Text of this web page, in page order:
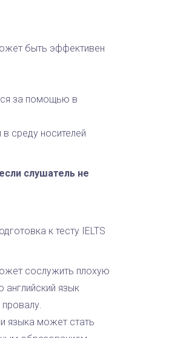
быть эффективен
за помощью в
среду носителей
слушатель не
к тесту IELTS
сослужить плохую
язык
языка может стать